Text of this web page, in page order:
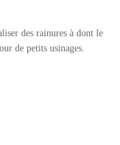
des rainures à dont le
de petits usinages.